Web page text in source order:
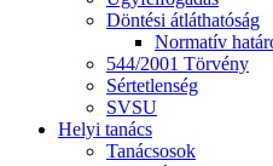
Döntési átláthatóság
Normatív
544/2001 Törvény
Sértetlenség
SVSU
Helyi tanács
Tanácsosok